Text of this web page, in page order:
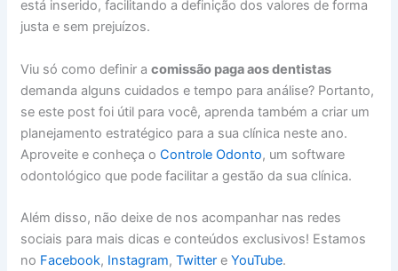
está inserido, facilitando a definição dos valores de forma
justa e sem prejuízos.
Viu só como definir a comissão paga aos dentistas
demanda alguns cuidados e tempo para análise? Portanto,
se este post foi útil para você, aprenda também a criar um
planejamento estratégico para a sua clínica neste ano.
Aproveite e conheça o Controle Odonto, um software
odontológico que pode facilitar a gestão da sua clínica.
Além disso, não deixe de nos acompanhar nas redes
sociais para mais dicas e conteúdos exclusivos! Estamos
no Facebook, Instagram, Twittere YouTube.